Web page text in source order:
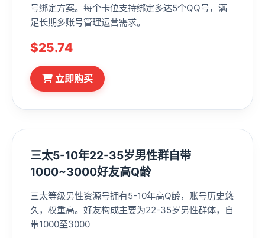
号绑定方案。每个卡位支持绑定多达5个QQ号，满
足长期多账号管理运营需求。
$25.74
立即购买
三太5-10年22-35岁男性群自带
1000~3000好友高Q龄
三太等级男性资源号拥有5-10年高Q龄，账号历史悠
久，权重高。好友构成主要为22-35岁男性群体，自
带1000至3000